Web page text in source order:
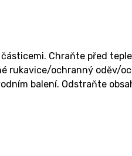
Chraňte před
ochranný oděv/
balení. Odstraňte